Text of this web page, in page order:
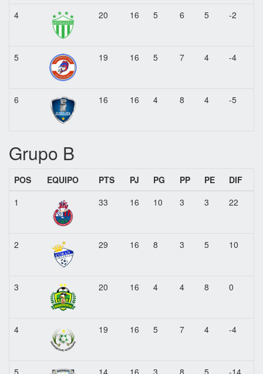
4 20 16 5 6 5 -2
5 19 16 5 7 4 -4
6 16 16 4 8 4 -5
Grupo B
POS EQUIPO PTS PJ PG PP PE
DIF
1
33 16 10 3 3 22
2 29 16 8 3 5 10
3 20 16 4 4 8 0
4 19 16 5 7 4 -4
5 14 16 3 8 5 -14